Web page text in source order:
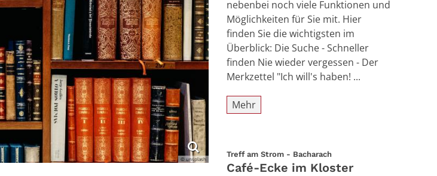
© unsplash
nebenbei noch viele Funktionen und
Möglichkeiten für Sie mit. Hier
finden Sie die wichtigsten im
Überblick: Die Suche - Schneller
finden Nie wieder vergessen - Der
Merkzettel "Ich will's haben! ...
Mehr
Treff am Strom - Bacharach:
Café-Ecke im Kloster